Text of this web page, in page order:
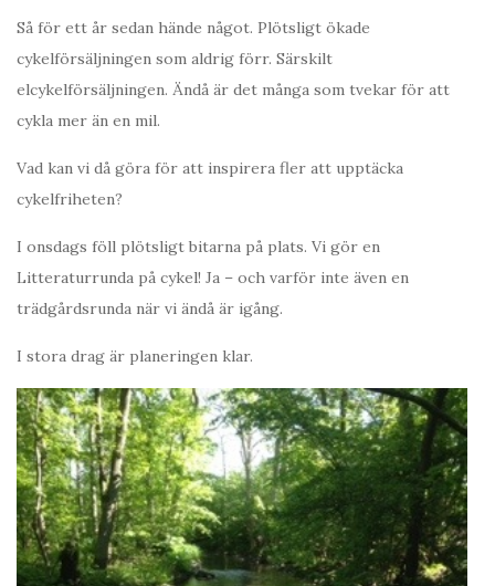
Så för ett år sedan hände något. Plötsligt ökade
cykelförsäljningen som aldrig förr. Särskilt
elcykelförsäljningen. Ändå är det många som tvekar för att
cykla mer än en mil.
Vad kan vi då göra för att inspirera fler att upptäcka
cykelfriheten?
I onsdags föll plötsligt bitarna på plats. Vi gör en
Litteraturrunda på cykel! Ja – och varför inte även en
trädgårdsrunda när vi ändå är igång.
I stora drag är planeringen klar.